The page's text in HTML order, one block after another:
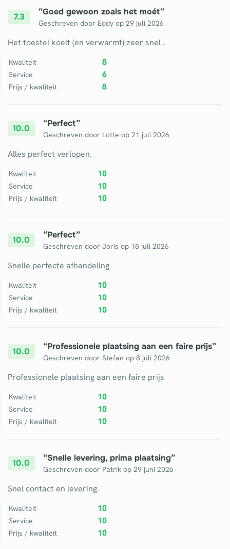
Zonwering
Log in
7.3 “Goed gewoon zoals het moét”
Geschreven door Eddy op 29 juli 2026
Het toestel koelt (en verwarmt) zeer snel .
Kwaliteit 8
Service 6
Prijs / kwaliteit 8
10.0 “Perfect”
Geschreven door Lotte op 21 juli 2026
Alles perfect verlopen.
Kwaliteit 10
Service 10
Prijs / kwaliteit 10
10.0 “Perfect”
Geschreven door Joris op 18 juli 2026
Snelle perfecte afhandeling
Kwaliteit 10
Service 10
Prijs / kwaliteit 10
10.0 “Professionele plaatsing aan een faire prijs”
Geschreven door Stefan op 8 juli 2026
Professionele plaatsing aan een faire prijs
Kwaliteit 10
Service 10
Prijs / kwaliteit 10
10.0 “Snelle levering, prima plaatsing”
Geschreven door Patrik op 29 juni 2026
Snel contact en levering.
Kwaliteit 10
Service 10
Prijs / kwaliteit 10